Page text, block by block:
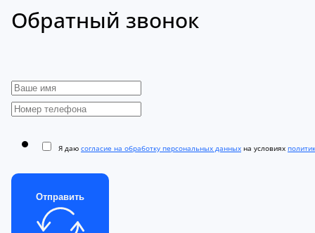
Обратный звонок
Я даю согласие на обработку персональных данных на условиях
Отправить